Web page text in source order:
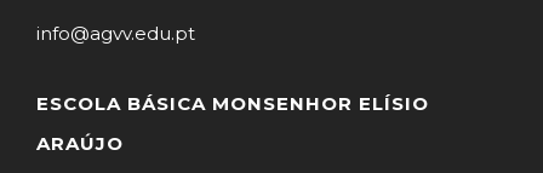
info@agvv.edu.pt
ESCOLA BÁSICA MONSENHOR ELÍSIO
ARAÚJO